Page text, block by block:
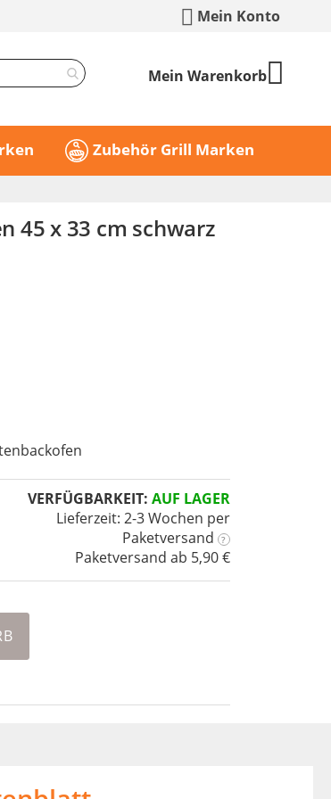
Mein Konto
Mein Warenkorb
Zubehör Grill Marken
45 x 33 cm schwarz
VERFÜGBARKEIT: AUF LAGER
Lieferzeit: 2-3 Wochen per
Paketversand
?
Paketversand ab 5,90 €